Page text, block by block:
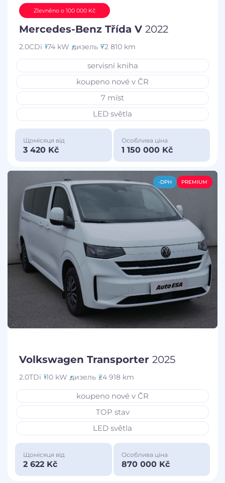
Zlevněno o 100 000 Kč
Mercedes-Benz Třída V 2022
2.0CDi 174 kW дизель 72 810 km
servisní kniha
koupeno nové v ČR
7 míst
LED světla
Щомісяця від
3 420 Kč
Особлива ціна
1 150 000 Kč
-DPH PREMIUM
Volkswagen Transporter 2025
2.0TDi 110 kW дизель 24 918 km
koupeno nové v ČR
TOP stav
LED světla
Щомісяця від
2 622 Kč
Особлива ціна
870 000 Kč